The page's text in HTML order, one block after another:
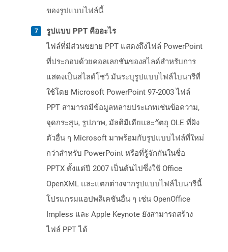
ของรูปแบบไฟล์นี้
รูปแบบ PPT คืออะไร
ไฟล์ที่มีส่วนขยาย PPT แสดงถึงไฟล์ PowerPoint
ที่ประกอบด้วยคอลเลกชันของสไลด์สำหรับการ
แสดงเป็นสไลด์โชว์ มันระบุรูปแบบไฟล์ไบนารีที่
ใช้โดย Microsoft PowerPoint 97-2003 ไฟล์
PPT สามารถมีข้อมูลหลายประเภทเช่นข้อความ,
จุดกระสุน, รูปภาพ, มัลติมีเดียและวัตถุ OLE ที่ฝัง
ตัวอื่น ๆ Microsoft มาพร้อมกับรูปแบบไฟล์ที่ใหม่
กว่าสำหรับ PowerPoint หรือที่รู้จักกันในชื่อ
PPTX ตั้งแต่ปี 2007 เป็นต้นไปซึ่งใช้ Office
OpenXML และแตกต่างจากรูปแบบไฟล์ไบนารีนี้
โปรแกรมแอปพลิเคชันอื่น ๆ เช่น OpenOffice
Impless และ Apple Keynote ยังสามารถสร้าง
ไฟล์ PPT ได้